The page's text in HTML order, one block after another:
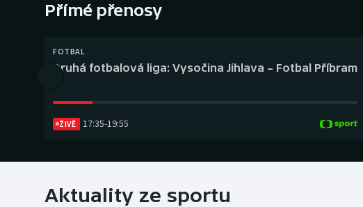
Gymnastika
Přímé přenosy
FOTBAL
Druhá fotbalová liga: Vysočina Jihlava – Fotbal Příbram
ŽIVĚ 17:35-19:55
Aktuality ze sportu